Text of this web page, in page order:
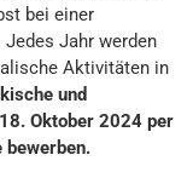
bei einer
Jahr werden
Aktivitäten in
und
Oktober 2024 per
bewerben.